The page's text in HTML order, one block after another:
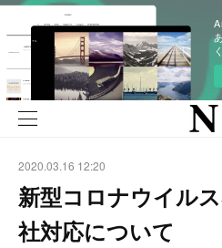
2020.03.16 12:20
新型コロナウイル
社対応について